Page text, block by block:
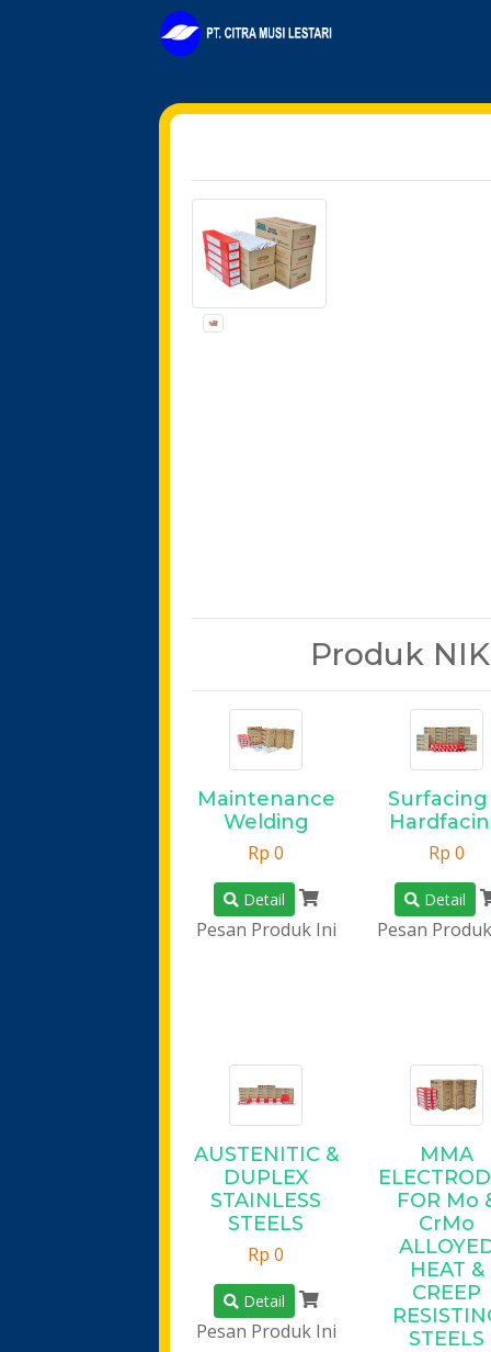
Produk
Maintenance
Welding
Rp 0
Detail
Pesan Produk Ini
Surfacing
Rp 0
Detail
Pesan
AUSTENITIC &
DUPLEX
STAINLESS
STEELS
Rp 0
Detail
Pesan Produk Ini
MMA
FOR Mo
CrMo
HEAT &
CREEP
STEELS